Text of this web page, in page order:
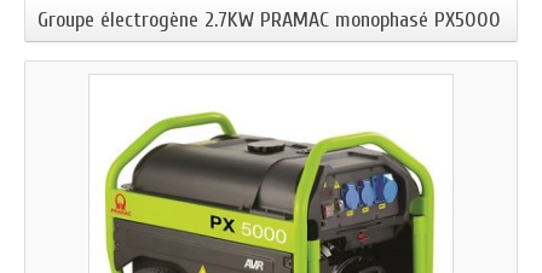
Groupe électrogène 2.7KW PRAMAC monophasé PX5000